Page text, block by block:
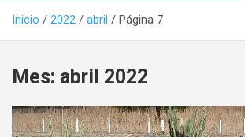
Inicio 2022 abril Página 7
Mes: abril 2022